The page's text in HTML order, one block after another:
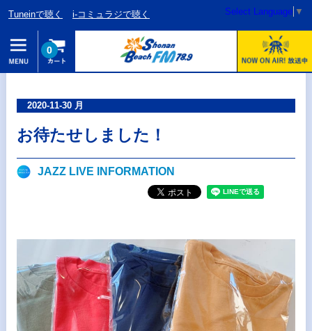
Tuneinで聴く i-コミュラジで聴く Select Language ▼
0
2020-11-30 月
お待たせしました！
JAZZ LIVE INFORMATION